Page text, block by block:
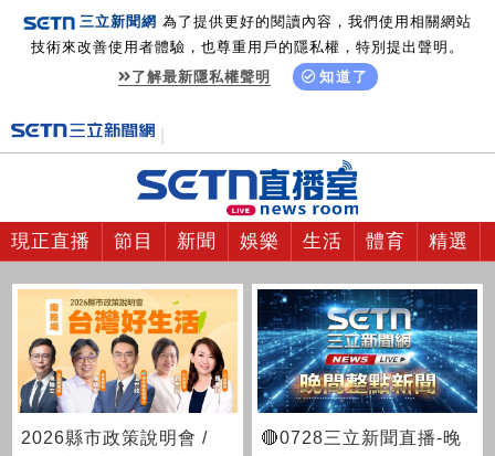
三立新聞網 為了提供更好的閱讀內容，我們使用相關網站
技術來改善使用者體驗，也尊重用戶的隱私權，特別提出聲明。
了解最新隱私權聲明
知道了
現正直播 節目 新聞 娛樂 生活 體育 精選
2026縣市政策說明會 /
🔴0728三立新聞直播-晚